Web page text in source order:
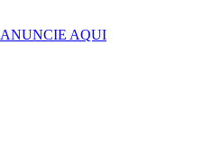
ANUNCIE AQUI